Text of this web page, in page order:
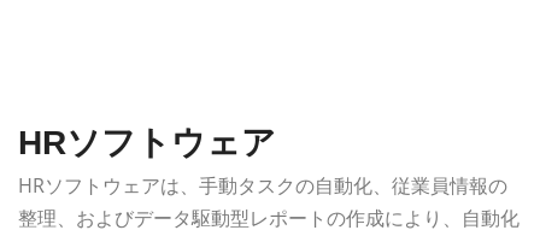
HRソフトウェア
HRソフトウェアは、手動タスクの自動化、従業員情報の
整理、およびデータ駆動型レポートの作成により、自動化